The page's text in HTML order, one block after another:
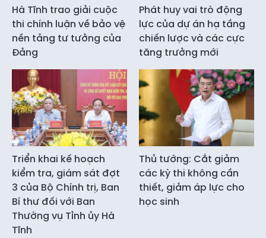
Hà Tĩnh trao giải cuộc
thi chính luận về bảo vệ
nền tảng tư tưởng của
Đảng
Phát huy vai trò động
lực của dự án hạ tầng
chiến lược và các cực
tăng trưởng mới
Triển khai kế hoạch
kiểm tra, giám sát đợt
3 của Bộ Chính trị, Ban
Bí thư đối với Ban
Thường vụ Tỉnh ủy Hà
Tĩnh
Thủ tướng: Cắt giảm
các kỳ thi không cần
thiết, giảm áp lực cho
học sinh